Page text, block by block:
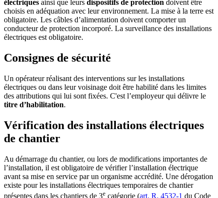
électriques ainsi que leurs dispositifs de protection doivent être
choisis en adéquation avec leur environnement. La mise à la terre est
obligatoire. Les câbles d’alimentation doivent comporter un
conducteur de protection incorporé. La surveillance des installations
électriques est obligatoire.
Consignes de sécurité
Un opérateur réalisant des interventions sur les installations
électriques ou dans leur voisinage doit être habilité dans les limites
des attributions qui lui sont fixées. C'est l’employeur qui délivre le
titre d’habilitation.
Vérification des installations électriques
de chantier
Au démarrage du chantier, ou lors de modifications importantes de
l’installation, il est obligatoire de vérifier l’installation électrique
avant sa mise en service par un organisme accrédité. Une dérogation
existe pour les installations électriques temporaires de chantier
présentes dans les chantiers de 3e catégorie (art. R. 4532-1 du Code